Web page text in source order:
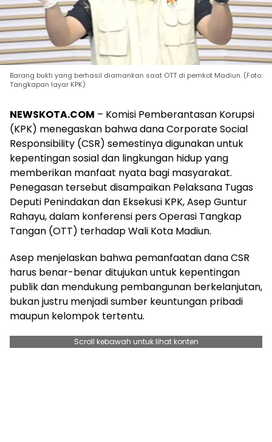
Barang bukti yang berhasil diamankan saat OTT di pemkot Madiun. (Foto:
Tangkapan layar KPK)
NEWSKOTA.COM – Komisi Pemberantasan Korupsi
(KPK) menegaskan bahwa dana Corporate Social
Responsibility (CSR) semestinya digunakan untuk
kepentingan sosial dan lingkungan hidup yang
memberikan manfaat nyata bagi masyarakat.
Penegasan tersebut disampaikan Pelaksana Tugas
Deputi Penindakan dan Eksekusi KPK, Asep Guntur
Rahayu, dalam konferensi pers Operasi Tangkap
Tangan (OTT) terhadap Wali Kota Madiun.
Asep menjelaskan bahwa pemanfaatan dana CSR
harus benar-benar ditujukan untuk kepentingan
publik dan mendukung pembangunan berkelanjutan,
bukan justru menjadi sumber keuntungan pribadi
maupun kelompok tertentu.
Scroll kebawah untuk lihat konten